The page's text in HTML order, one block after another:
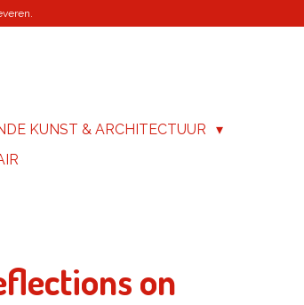
KUNST & ARCHITECTUUR
on